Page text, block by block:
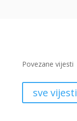
Povezane vijesti
sve vijesti